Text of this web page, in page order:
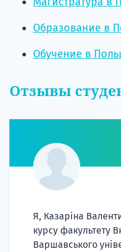
Образование в
Обучение в
Отзывы
Я, Казаріна
курсу факультету
Варшавського